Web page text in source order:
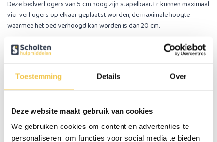
Toestemming Details Over
Deze website maakt gebruik van cookies
We gebruiken cookies om content en advertenties te
personaliseren, om functies voor social media te bieden
Deze bedverhogers van 5 cm hoog zijn stapelbaar. Er kunnen maximaal
vier verhogers op elkaar geplaatst worden, de maximale hoogte
waarmee het bed verhoogd kan worden is dan 20 cm.
1 set bestaat uit het volgende
Als je dit artikel één keer bestelt ontvang je een complete set
- 8 verhogers van 5 cm hoog. Deze zijn opstapelbaar tot een maximale
hoogte van 20 cm (4 verhogers op elkaar)
geplaatst
- 4 zachte schuimplaatjes die in de opening van de bedverhogers
worden geplaatst, hier komen de poten van de meubel op te staan